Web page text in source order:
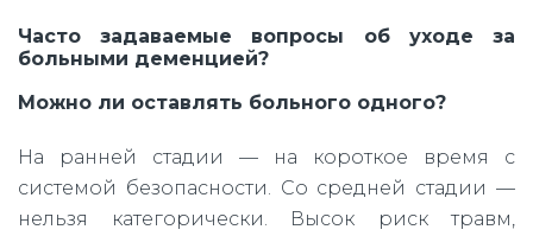
Часто задаваемые вопросы об уходе за
больными деменцией?
Можно ли оставлять больного одного?
На ранней стадии — на короткое время с
системой безопасности. Со средней стадии —
нельзя категорически. Высок риск травм,